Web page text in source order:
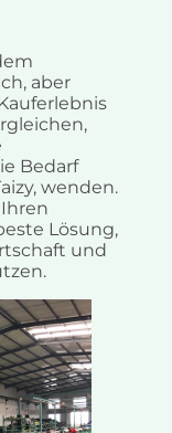
aber
Bedarf
wenden.
Lösung,
und